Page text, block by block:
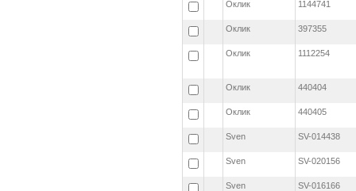
Оклик 1144741
Оклик 397355
Оклик 1112254
Оклик 440404
Оклик 440405
Sven SV-014438
Sven SV-020156
Sven SV-016166